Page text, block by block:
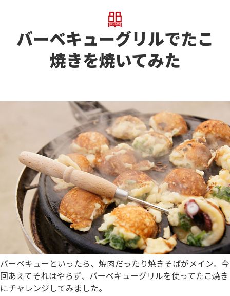
バーベキューグリルでたこ
焼きを焼いてみた
バーベキューといったら、焼肉だったり焼きそばがメイン。今
回あえてそれはやらず、バーベキューグリルを使ってたこ焼き
にチャレンジしてみました。